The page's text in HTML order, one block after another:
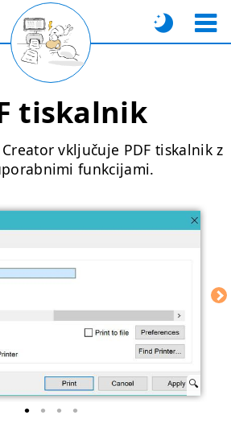
tiskalnik
vključuje PDF tiskalnik z
funkcijami.